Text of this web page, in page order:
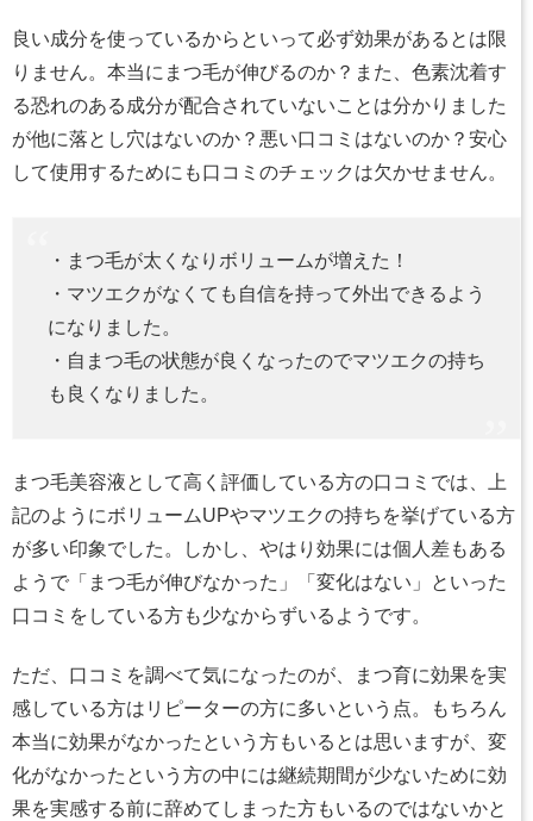
良い成分を使っているからといって必ず効果があるとは限
りません。本当にまつ毛が伸びるのか？また、色素沈着す
る恐れのある成分が配合されていないことは分かりました
が他に落とし穴はないのか？悪い口コミはないのか？安心
して使用するためにも口コミのチェックは欠かせません。
・まつ毛が太くなりボリュームが増えた！
・マツエクがなくても自信を持って外出できるよう
になりました。
・自まつ毛の状態が良くなったのでマツエクの持ち
も良くなりました。
まつ毛美容液として高く評価している方の口コミでは、上
記のようにボリュームUPやマツエクの持ちを挙げている方
が多い印象でした。しかし、やはり効果には個人差もある
ようで「まつ毛が伸びなかった」「変化はない」といった
口コミをしている方も少なからずいるようです。
ただ、口コミを調べて気になったのが、まつ育に効果を実
感している方はリピーターの方に多いという点。もちろん
本当に効果がなかったという方もいるとは思いますが、変
化がなかったという方の中には継続期間が少ないために効
果を実感する前に辞めてしまった方もいるのではないかと